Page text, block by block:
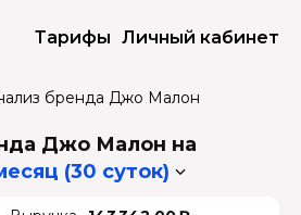
Тарифы Личный кабинет
бренда Джо Малон
Джо Малон на
(30 суток)